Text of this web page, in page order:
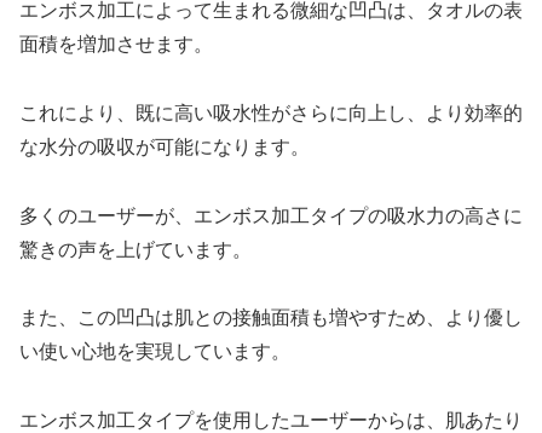
エンボス加工によって生まれる微細な凹凸は、タオルの表
面積を増加させます。
これにより、既に高い吸水性がさらに向上し、より効率的
な水分の吸収が可能になります。
多くのユーザーが、エンボス加工タイプの吸水力の高さに
驚きの声を上げています。
また、この凹凸は肌との接触面積も増やすため、より優し
い使い心地を実現しています。
エンボス加工タイプを使用したユーザーからは、肌あたり